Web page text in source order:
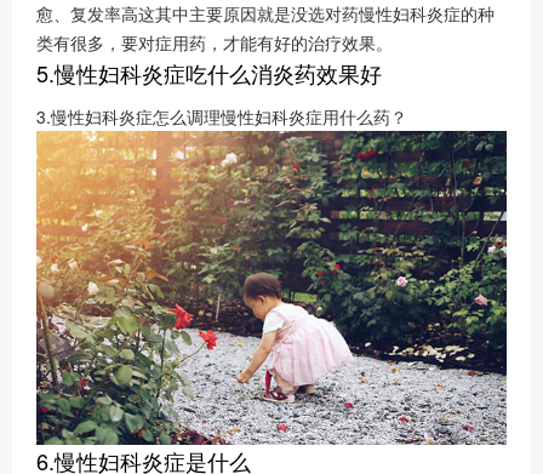
愈、复发率高这其中主要原因就是没选对药慢性妇科炎症的种
类有很多，要对症用药，才能有好的治疗效果。
5.慢性妇科炎症吃什么消炎药效果好
3.慢性妇科炎症怎么调理慢性妇科炎症用什么药？
6.慢性妇科炎症是什么